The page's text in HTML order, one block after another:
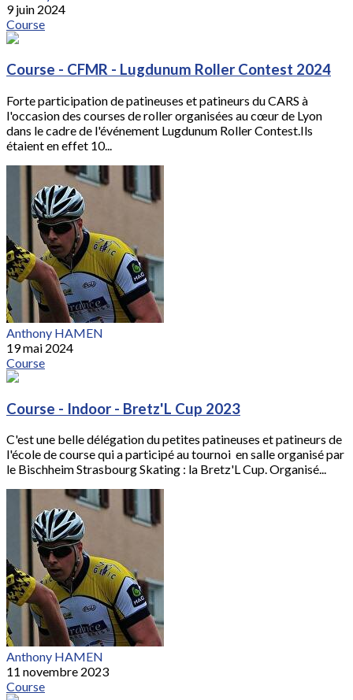
9 juin 2024
Course
Course - CFMR - Lugdunum Roller Contest 2024
Forte participation de patineuses et patineurs du CARS à
l'occasion des courses de roller organisées au cœur de Lyon
dans le cadre de l'événement Lugdunum Roller Contest.Ils
étaient en effet 10...
Anthony HAMEN
19 mai 2024
Course
Course - Indoor - Bretz'L Cup 2023
C'est une belle délégation du petites patineuses et patineurs de
l'école de course qui a participé au tournoi en salle organisé par
le Bischheim Strasbourg Skating : la Bretz'L Cup. Organisé...
Anthony HAMEN
11 novembre 2023
Course